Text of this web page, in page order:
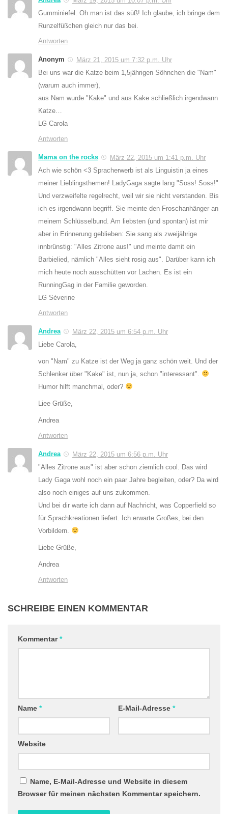
Gumminiefel. Oh man ist das süß! Ich glaube, ich bringe dem
Runzelfüßchen gleich nur das bei.
Antworten
Anonym
März 21, 2015 um 7:32 p.m. Uhr
Bei uns war die Katze beim 1,5jährigen Söhnchen die "Nam"
(warum auch immer),
aus Nam wurde "Kake" und aus Kake schließlich irgendwann
Katze…
LG Carola
Antworten
Mama on the rocks
März 22, 2015 um 1:41 p.m. Uhr
Ach wie schön <3 Spracherwerb ist als Linguistin ja eines
meiner Lieblingsthemen! LadyGaga sagte lang "Soss! Soss!"
Und verzweifelte regelrecht, weil wir sie nicht verstanden. Bis
ich es irgendwann begriff. Sie meinte den Froschanhänger an
meinem Schlüsselbund. Am liebsten (und spontan) ist mir
aber in Erinnerung geblieben: Sie sang als zweijährige
innbrünstig: "Alles Zitrone aus!" und meinte damit ein
Barbielied, nämlich "Alles sieht rosig aus". Darüber kann ich
mich heute noch ausschütten vor Lachen. Es ist ein
RunningGag in der Familie geworden.
LG Séverine
Antworten
Andrea
März 22, 2015 um 6:54 p.m. Uhr
Liebe Carola,
von "Nam" zu Katze ist der Weg ja ganz schön weit. Und der
Schlenker über "Kake" ist, nun ja, schon "interessant".
Humor hilft manchmal, oder?
Liee Grüße,
Andrea
Antworten
Andrea
März 22, 2015 um 6:56 p.m. Uhr
"Alles Zitrone aus" ist aber schon ziemlich cool. Das wird
Lady Gaga wohl noch ein paar Jahre begleiten, oder? Da wird
also noch einiges auf uns zukommen.
Und bei dir warte ich dann auf Nachricht, was Copperfield so
für Sprachkreationen liefert. Ich erwarte Großes, bei den
Vorbildern.
Liebe Grüße,
Andrea
Antworten
SCHREIBE EINEN KOMMENTAR
Kommentar*
Name * E-Mail-Adresse *
Website
Name, E-Mail-Adresse und Website in diesem
Browser für meinen nächsten Kommentar speichern.